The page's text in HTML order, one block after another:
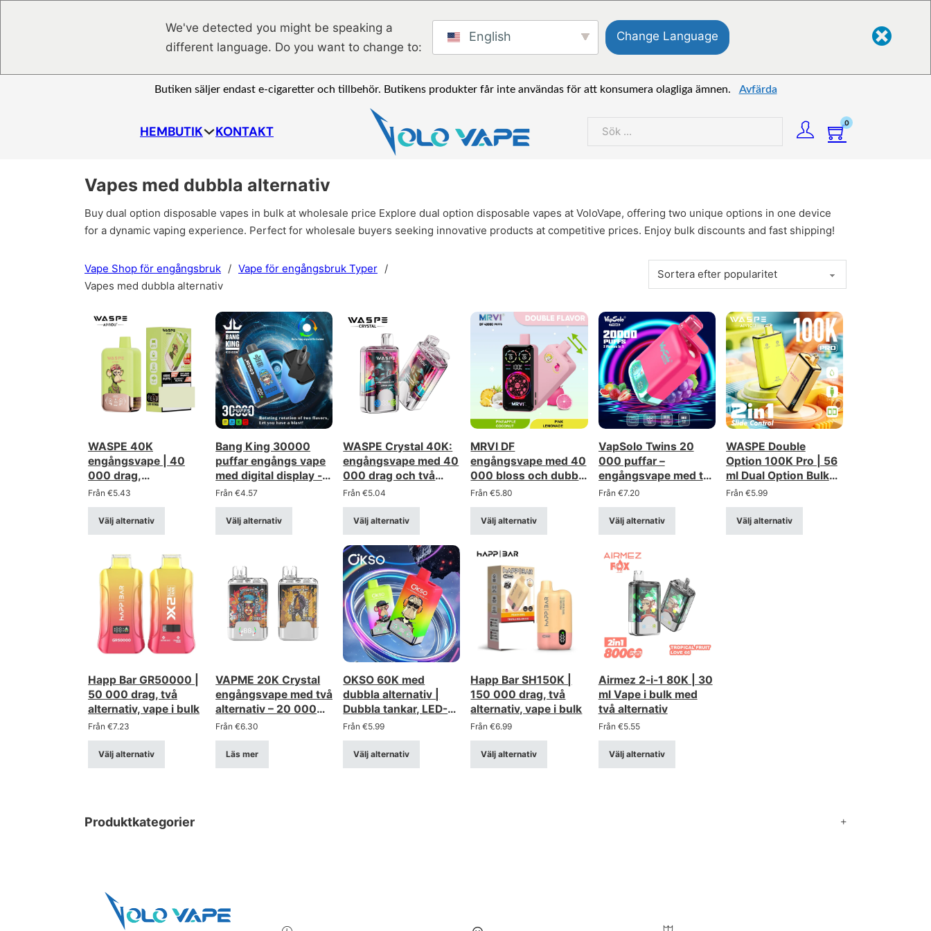
We've detected you might be speaking a
different language. Do you want to change to:
English Change Language
Butiken säljer endast e-cigaretter och tillbehör. Butikens produkter får inte användas för att konsumera olagliga ämnen. Avfärda
HEMBUTIK KONTAKT Sök
0
Vapes med dubbla alternativ
Buy dual option disposable vapes in bulk at wholesale price Explore dual option disposable vapes at VoloVape, offering two unique options in one device
for a dynamic vaping experience. Perfect for wholesale buyers seeking innovative products at competitive prices. Enjoy bulk discounts and fast shipping!
Vape Shop för engångsbruk / Vape för engångsbruk Typer /
Vapes med dubbla alternativ
WASPE 40K
engångsvape | 40
000 drag,
dubbelkonfiguration
med dubbla mesh-
element
Från €5.43
Välj alternativ
Bang King 30000
puffar engångs vape
med digital display -
grossist bulk leverans
Från€4.57
Välj alternativ
WASPE Crystal 40K:
engångsvape med 40
000 drag och två
alternativ
(dubbelversion) –
grossistförsäljning i
bulk
Från€5.04
Välj alternativ
MRVI DF
engångsvape med 40
000 bloss och dubbla
alternativ | 2-i-1-
system, enorm
angiven kapacitet på
40 ml
Från€5.80
Välj alternativ
VapSolo Twins 20
000 puffar –
engångsvape med två
alternativ –
uppladdningsbar med
display
Från €7.20
Välj alternativ
WASPE Double
Option 100K Pro | 56
ml Dual Option Bulk
Vape
Från €5.99
Välj alternativ
Happ Bar GR50000 |
50 000 drag, två
alternativ, vape i bulk
Från €7.23
Välj alternativ
VAPME 20K Crystal
engångsvape med två
alternativ – 20 000
drag, mesh-spole
Från€6.30
Läs mer
OKSO 60K med
dubbla alternativ |
Dubbla tankar, LED-
display, Bulk Vape
Från€5.99
Välj alternativ
Happ Bar SH150K |
150 000 drag, två
alternativ, vape i bulk
Från€6.99
Välj alternativ
Airmez 2-i-1 80K | 30
ml Vape i bulk med
två alternativ
Från €5.55
Välj alternativ
Produktkategorier